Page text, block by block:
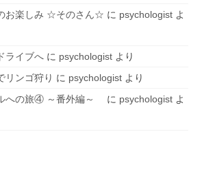
お楽しみ ☆そのさん☆ に psychologist よ
ライブへ に psychologist より
リンゴ狩り に psychologist より
への旅④ ～番外編～
に psychologist よ